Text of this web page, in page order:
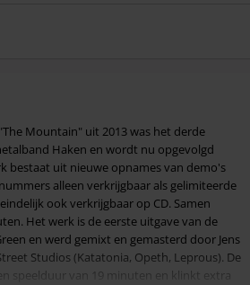
Mountain" uit 2013 was het derde
Haken en wordt nu opgevolgd
bestaat uit nieuwe opnames van demo's
alleen verkrijgbaar als gelimiteerde
ook verkrijgbaar op CD. Samen
Het werk is de eerste uitgave van de
en werd gemixt en gemasterd door Jens
Studios (Katatonia, Opeth, Leprous). De
speelduur van 19 minuten en klinkt extra